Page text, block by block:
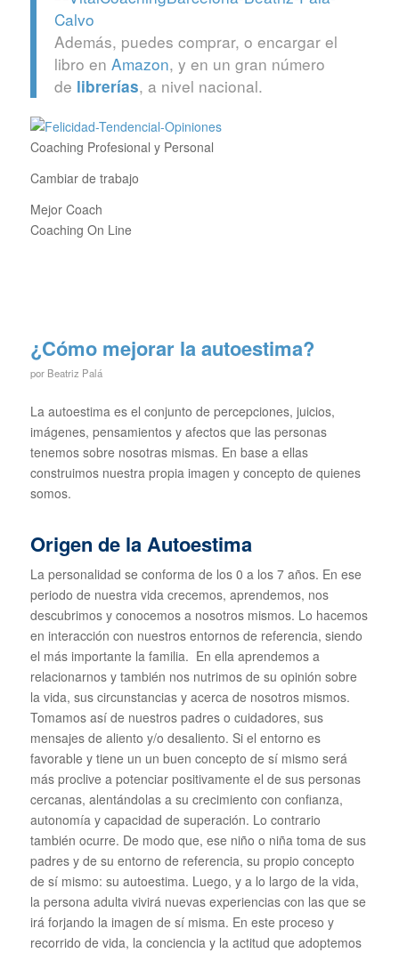
Además, puedes comprar, o encargar el
libro en Amazon, y en un gran número
de librerías, a nivel nacional.
Coaching Profesional y Personal
Cambiar de trabajo
Mejor Coach
Coaching On Line
¿Cómo mejorar la autoestima?
por Beatriz Palá
La autoestima es el conjunto de percepciones, juicios,
imágenes, pensamientos y afectos que las personas
tenemos sobre nosotras mismas. En base a ellas
construimos nuestra propia imagen y concepto de quienes
somos.
Origen de la Autoestima
La personalidad se conforma de los 0 a los 7 años. En ese
periodo de nuestra vida crecemos, aprendemos, nos
descubrimos y conocemos a nosotros mismos. Lo hacemos
en interacción con nuestros entornos de referencia, siendo
el más importante la familia. En ella aprendemos a
relacionarnos y también nos nutrimos de su opinión sobre
la vida, sus circunstancias y acerca de nosotros mismos.
Tomamos así de nuestros padres o cuidadores, sus
mensajes de aliento y/o desaliento. Si el entorno es
favorable y tiene un un buen concepto de sí mismo será
más proclive a potenciar positivamente el de sus personas
cercanas, alentándolas a su crecimiento con confianza,
autonomía y capacidad de superación. Lo contrario
también ocurre. De modo que, ese niño o niña toma de sus
padres y de su entorno de referencia, su propio concepto
de sí mismo: su autoestima. Luego, y a lo largo de la vida,
la persona adulta vivirá nuevas experiencias con las que se
irá forjando la imagen de sí misma. En este proceso y
recorrido de vida, la conciencia y la actitud que adoptemos